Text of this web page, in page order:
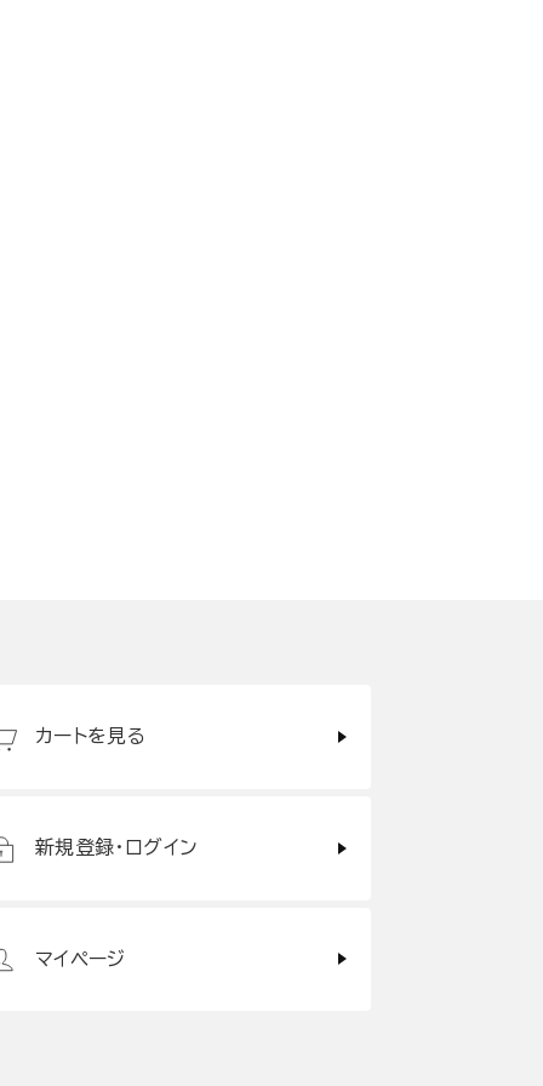
カートを見る
新規登録・ログイン
マイページ